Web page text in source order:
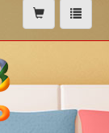
меню